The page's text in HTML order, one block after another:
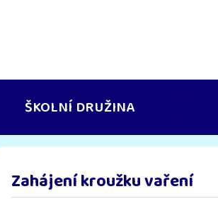
ŠKOLNÍ DRUŽINA
Zahájení kroužku vaření